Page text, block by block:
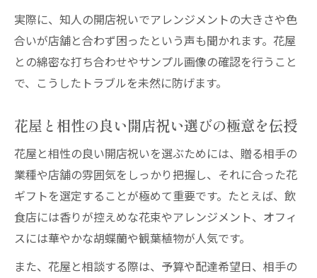
実際に、知人の開店祝いでアレンジメントの大きさや色
合いが店舗と合わず困ったという声も聞かれます。花屋
との綿密な打ち合わせやサンプル画像の確認を行うこと
で、こうしたトラブルを未然に防げます。
花屋と相性の良い開店祝い選びの極意を伝授
花屋と相性の良い開店祝いを選ぶためには、贈る相手の
業種や店舗の雰囲気をしっかり把握し、それに合った花
ギフトを選定することが極めて重要です。たとえば、飲
食店には香りが控えめな花束やアレンジメント、オフィ
スには華やかな胡蝶蘭や観葉植物が人気です。
また、花屋と相談する際は、予算や配達希望日、相手の